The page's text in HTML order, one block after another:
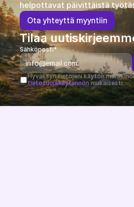
helpottavat päivittäistä
Ota yhteyttä myyntiin
Tilaa
Sähköposti*
tietosuojakäytännön mukaisesti.